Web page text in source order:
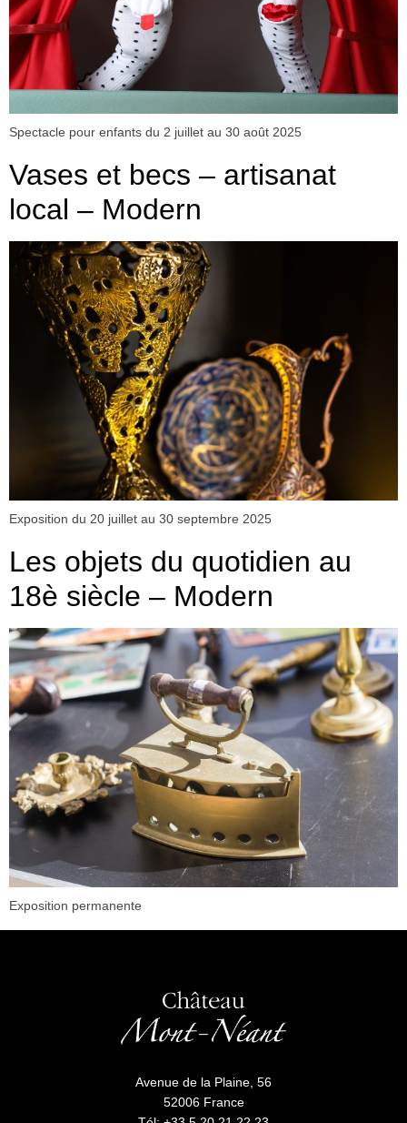
Spectacle pour enfants du 2 juillet au 30 août 2025
Vases et becs – artisanat
local – Modern
Exposition du 20 juillet au 30 septembre 2025
Les objets du quotidien au
18è siècle – Modern
Exposition permanente
Avenue de la Plaine, 56
52006 France